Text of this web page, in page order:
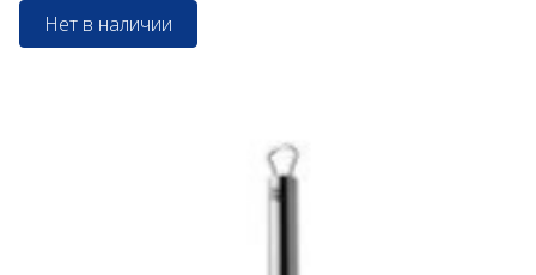
Нет в наличии